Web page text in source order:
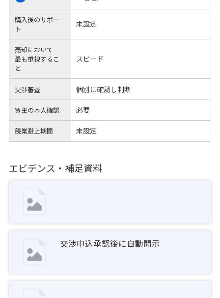
購入後のサポー
ト
未設定
売却において
最も重視するこ
と
スピード
交渉審査 個別に確認し判断
買主の本人確認 必要
競業避止期間 未設定
エビデンス・補足資料
交渉申込承認後に自動開示